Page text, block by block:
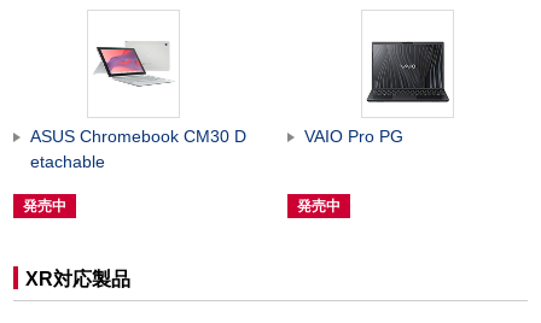
ASUS Chromebook CM30 D
etachable
発売中
VAIO Pro PG
発売中
XR対応製品